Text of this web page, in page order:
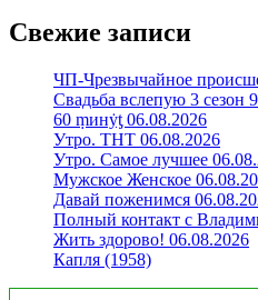
Свежие записи
ЧП-Чрезвычайное
Свадьба вслепую 3 сезон
60 ṃинẏƫ 06.08.2026
Утро. ТНТ 06.08.2026
Утро. Самое лучшее
Мужское Женское
Давай поженимся
Полный контакт с
Жить здорово! 06.08.2026
Капля (1958)